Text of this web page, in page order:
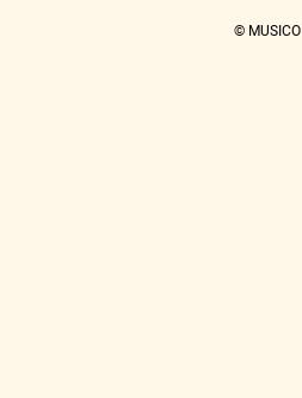
© MUSICO